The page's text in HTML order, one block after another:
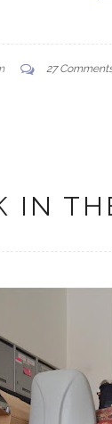
27
IN